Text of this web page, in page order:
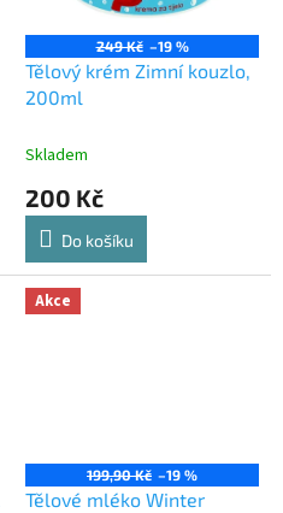
249 Kč –19 %
Tělový krém Zimní kouzlo,
200ml
Skladem
200 Kč
Do košíku
Akce
199,90 Kč –19 %
Tělové mléko Winter